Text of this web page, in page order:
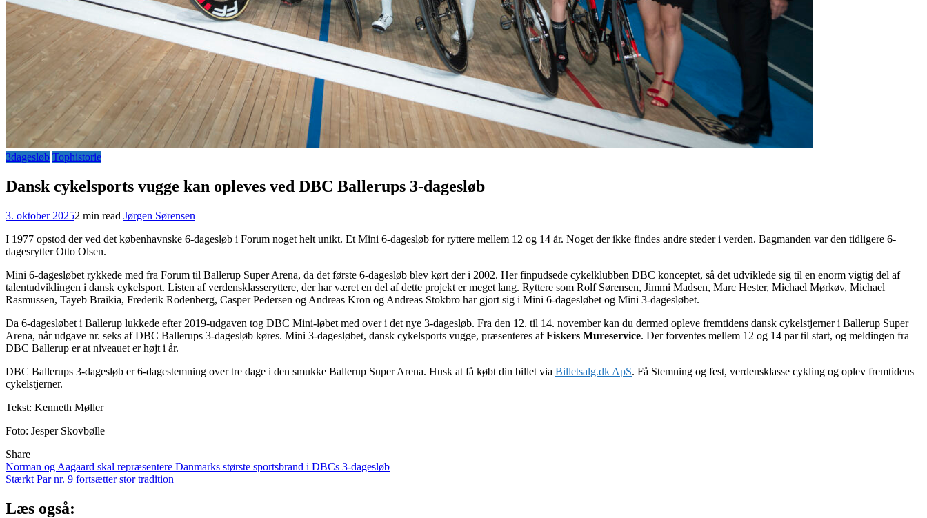
3dagesløb Tophistorie
Dansk cykelsports vugge kan opleves ved DBC Ballerups 3-dagesløb
3. oktober 20252 min read Jørgen Sørensen
I 1977 opstod der ved det københavnske 6-dagesløb i Forum noget helt unikt. Et Mini 6-dagesløb for ryttere mellem 12 og 14 år. Noget der ikke findes andre steder i verden. Bagmanden var den tidligere 6-
dagesrytter Otto Olsen.
Mini 6-dagesløbet rykkede med fra Forum til Ballerup Super Arena, da det første 6-dagesløb blev kørt der i 2002. Her finpudsede cykelklubben DBC konceptet, så det udviklede sig til en enorm vigtig del af
talentudviklingen i dansk cykelsport. Listen af verdensklasseryttere, der har været en del af dette projekt er meget lang. Ryttere som Rolf Sørensen, Jimmi Madsen, Marc Hester, Michael Mørkøv, Michael
Rasmussen, Tayeb Braikia, Frederik Rodenberg, Casper Pedersen og Andreas Kron og Andreas Stokbro har gjort sig i Mini 6-dagesløbet og Mini 3-dagesløbet.
Da 6-dagesløbet i Ballerup lukkede efter 2019-udgaven tog DBC Mini-løbet med over i det nye 3-dagesløb. Fra den 12. til 14. november kan du dermed opleve fremtidens dansk cykelstjerner i Ballerup Super
Arena, når udgave nr. seks af DBC Ballerups 3-dagesløb køres. Mini 3-dagesløbet, dansk cykelsports vugge, præsenteres afFiskers Mureservice. Der forventes mellem 12 og 14 par til start, og meldingen fra
DBC Ballerup er at niveauet er højt i år.
DBC Ballerups 3-dagesløb er 6-dagestemning over tre dage i den smukke Ballerup Super Arena. Husk at få købt din billet via Billetsalg.dk ApS. Få Stemning og fest, verdensklasse cykling og oplev fremtidens
cykelstjerner.
Tekst: Kenneth Møller
Foto: Jesper Skovbølle
Share
Indlægsnavigation
Norman og Aagaard skal repræsentere Danmarks største sportsbrand i DBCs 3-dagesløb
Stærkt Par nr. 9 fortsætter stor tradition
Læs også: